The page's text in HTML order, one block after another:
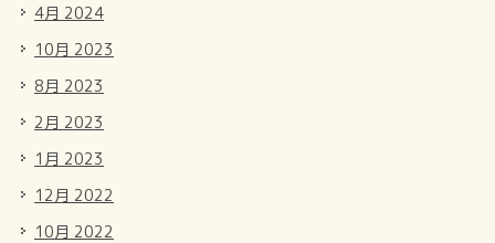
4月 2024
10月 2023
8月 2023
2月 2023
1月 2023
12月 2022
10月 2022